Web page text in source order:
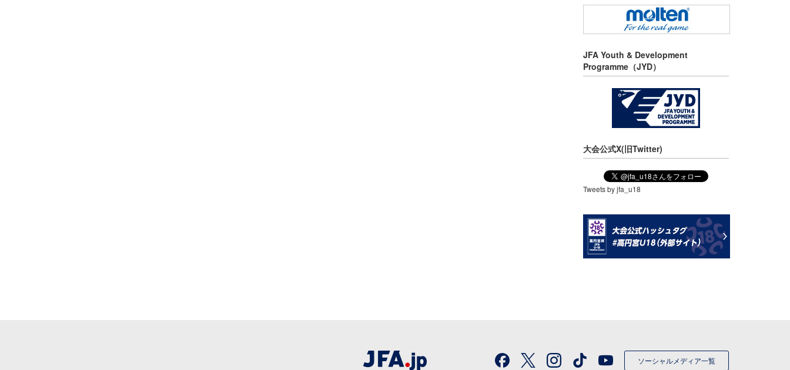
JFA Youth & Development
Programme（JYD）
大会公式X(旧Twitter)
Tweets by jfa_u18
ソーシャルメディア一覧